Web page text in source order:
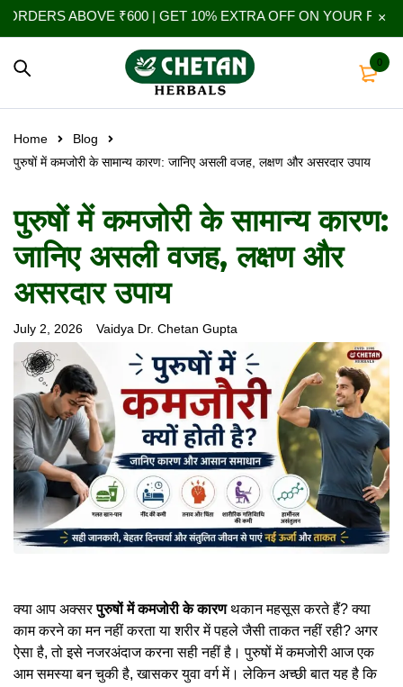
₹600 | GET 10% EXTRA OFF ON YOUR FIRST ORDER
0
Home
Blog
पुरुषों में कमजोरी के सामान्य कारण: जानिए असली वजह, लक्षण और असरदार उपाय
पुरुषों में कमजोरी के सामान्य कारण:
जानिए असली वजह, लक्षण और
असरदार उपाय
July 2, 2026 Vaidya Dr. Chetan Gupta
क्या आप अक्सरपुरुषों में कमजोरी के कारणथकान महसूस करते हैं? क्या
काम करने का मन नहीं करता या शरीर में पहले जैसी ताकत नहीं रही? अगर
ऐसा है, तो इसे नजरअंदाज करना सही नहीं है। पुरुषों में कमजोरी आज एक
आम समस्या बन चुकी है, खासकर युवा वर्ग में। लेकिन अच्छी बात यह है कि